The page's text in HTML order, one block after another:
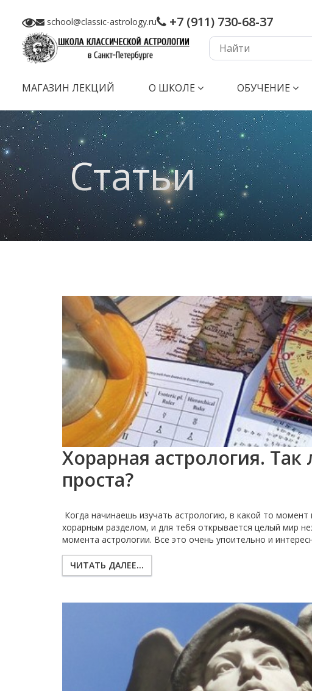
school@classic-astrology.ru +7 (911) 730-68-37
МАГАЗИН ЛЕКЦИЙ О ШКОЛЕ ОБУЧЕНИЕ
Статьи
Хорарная астрология. Так
проста?
Когда начинаешь изучать астрологию, в какой то момент
хорарным разделом, и для тебя открывается целый мир
момента астрологии. Все это очень упоительно и
ЧИТАТЬ ДАЛЕЕ...